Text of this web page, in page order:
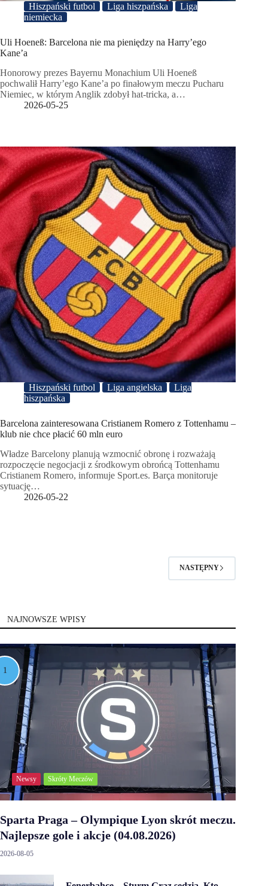
Hiszpański futbol Liga hiszpańska
Liga
niemiecka
Uli Hoeneß: Barcelona nie ma pieniędzy na Harry’ego
Kane’a
Honorowy prezes Bayernu Monachium Uli Hoeneß
pochwalił Harry’ego Kane’a po finałowym meczu Pucharu
Niemiec, w którym Anglik zdobył hat-tricka, a…
2026-05-25
Hiszpański futbol Liga angielska
Liga
hiszpańska
Barcelona zainteresowana Cristianem Romero z Tottenhamu –
klub nie chce płacić 60 mln euro
Władze Barcelony planują wzmocnić obronę i rozważają
rozpoczęcie negocjacji z środkowym obrońcą Tottenhamu
Cristianem Romero, informuje Sport.es. Barça monitoruje
sytuację…
2026-05-22
NASTĘPNY
NAJNOWSZE WPISY
Newsy Skróty Meczów
Sparta Praga – Olympique Lyon skrót meczu.
Najlepsze gole i akcje (04.08.2026)
2026-08-05